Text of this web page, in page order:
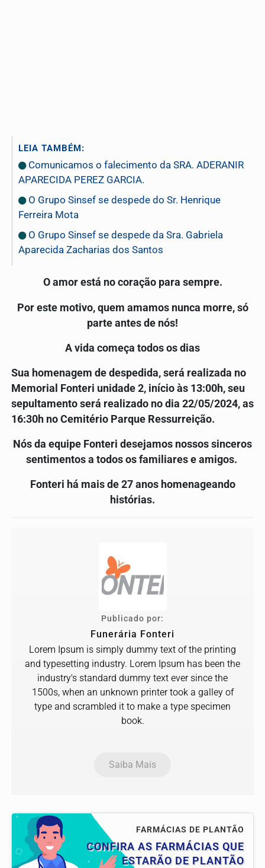
LEIA TAMBÉM:
Comunicamos o falecimento da SRA. ADERANIR
APARECIDA PEREZ GARCIA.
O Grupo Sinsef se despede do Sr. Henrique
Ferreira Mota
O Grupo Sinsef se despede da Sra. Gabriela
Aparecida Zacharias dos Santos
O amor está no coração para sempre.
Por este motivo, quem amamos nunca morre, só
parte antes de nós!
A vida começa todos os dias
Sua homenagem de despedida, será realizada no
Memorial Fonteri unidade 2, início às 13:00h, seu
sepultamento será realizado no dia 22/05/2024, as
16:30h no Cemitério Parque Ressurreição.
Nós da equipe Fonteri desejamos nossos sinceros
sentimentos a todos os familiares e amigos.
Fonteri há mais de 27 anos homenageando
histórias.
Publicado por:
Funerária Fonteri
Lorem Ipsum is simply dummy text of the printing
and typesetting industry. Lorem Ipsum has been the
industry's standard dummy text ever since the
1500s, when an unknown printer took a galley of
type and scrambled it to make a type specimen
book.
Saiba Mais
FARMÁCIAS DE PLANTÃO
CONFIRA AS FARMÁCIAS QUE
ESTARÃO DE PLANTÃO